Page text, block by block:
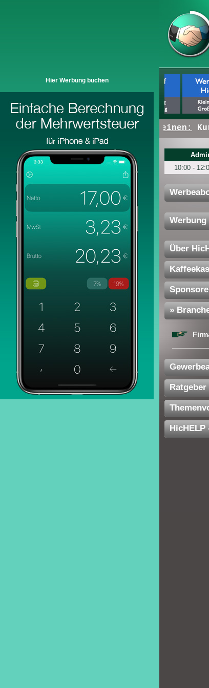
Hier Werbung buchen
+ + +Hier erscheinen:
10:00 -
Werbung
Über
»
Ratgeber
HicHELP